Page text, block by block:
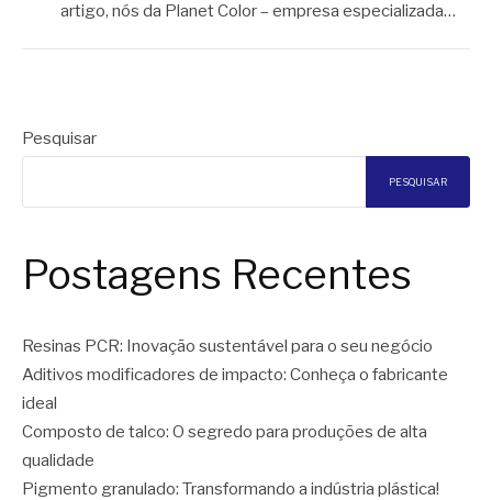
artigo, nós da Planet Color – empresa especializada…
Pesquisar
PESQUISAR
Postagens Recentes
Resinas PCR: Inovação sustentável para o seu negócio
Aditivos modificadores de impacto: Conheça o fabricante
ideal
Composto de talco: O segredo para produções de alta
qualidade
Pigmento granulado: Transformando a indústria plástica!